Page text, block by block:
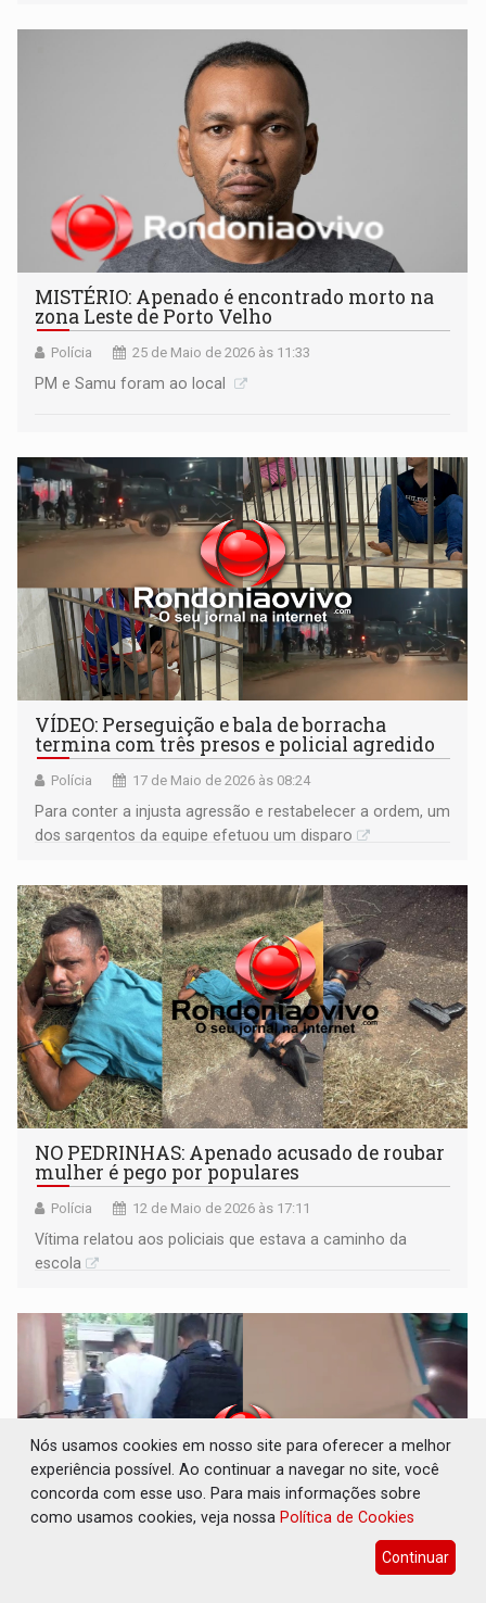
MISTÉRIO: ​Apenado é encontrado morto na
zona Leste de Porto Velho
Polícia 25 de Maio de 2026 às 11:33
PM e Samu foram ao local
VÍDEO: Perseguição e bala de borracha
termina com três presos e policial agredido
Polícia 17 de Maio de 2026 às 08:24
Para conter a injusta agressão e restabelecer a ordem, um
dos sargentos da equipe efetuou um disparo
NO PEDRINHAS: Apenado acusado de roubar
mulher é pego por populares
Polícia 12 de Maio de 2026 às 17:11
Vítima relatou aos policiais que estava a caminho da
escola
ASSISTA: Mais um acusado de tráfico é preso
Nós usamos cookies em nosso site para oferecer a melhor
experiência possível. Ao continuar a navegar no site, você
concorda com esse uso. Para mais informações sobre
como usamos cookies, veja nossa Política de Cookies
Continuar